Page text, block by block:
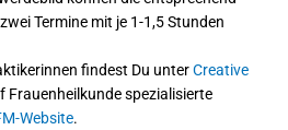
Termine mit je 1-1,5 Stunden
findest Du unterCreative
Frauenheilkunde spezialisierte
Website.